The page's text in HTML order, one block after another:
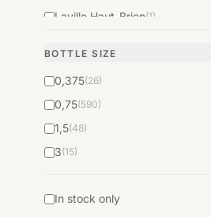
Laville Haut-Brion(1)
BOTTLE SIZE
0,375(26)
0,75(590)
1,5(48)
3(15)
In stock only